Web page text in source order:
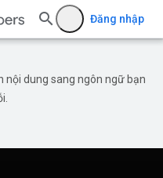
Đăng nhập
nội dung sang ngôn ngữ bạn